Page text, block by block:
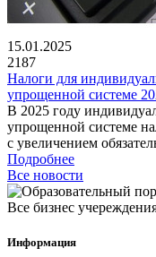
15.01.2025
2187
Налоги для
упрощенной системе
В 2025 году
упрощенной системе
с увеличением
Подробнее
Все новости
Все бизнес
Информация